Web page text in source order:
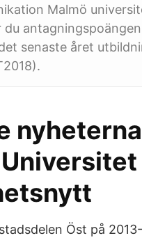
Malmö
du
senaste året
Öst på